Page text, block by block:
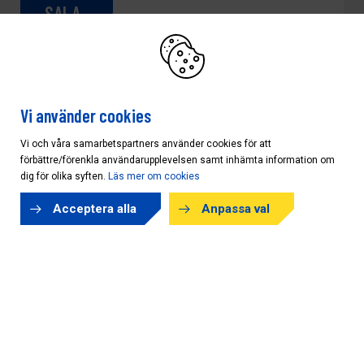
SALA
AB KARL HEDIN BYGGHANDEL
Telefon
0224-160 75
Öppettider
06:30 - 17:00
Ring Kontakt
Vi använder cookies
Vi och våra samarbetspartners använder cookies för att
förbättre/förenkla användarupplevelsen samt inhämta information om
dig för olika syften. Läs mer om cookies
Acceptera alla Anpassa val